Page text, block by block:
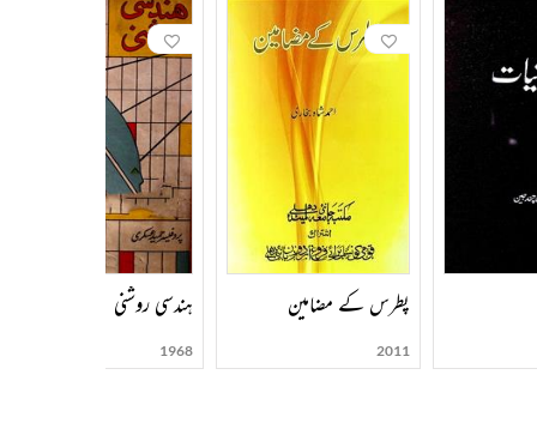
پطرس کے مضامین
2011
ہندسی روشنی
1968